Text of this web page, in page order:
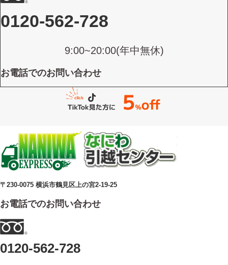
0120-562-728
9:00~20:00(年中無休)
お電話でのお問い合わせ
〒230-0075 横浜市鶴見区上の宮2-19-25
お電話でのお問い合わせ
0120-562-728